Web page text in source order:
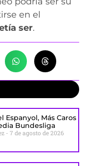
en el
ser.
Espanyol, Más Caros
Bundesliga
7 de agosto de 2026